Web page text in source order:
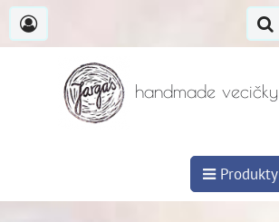
handmade vecičky
Produkty